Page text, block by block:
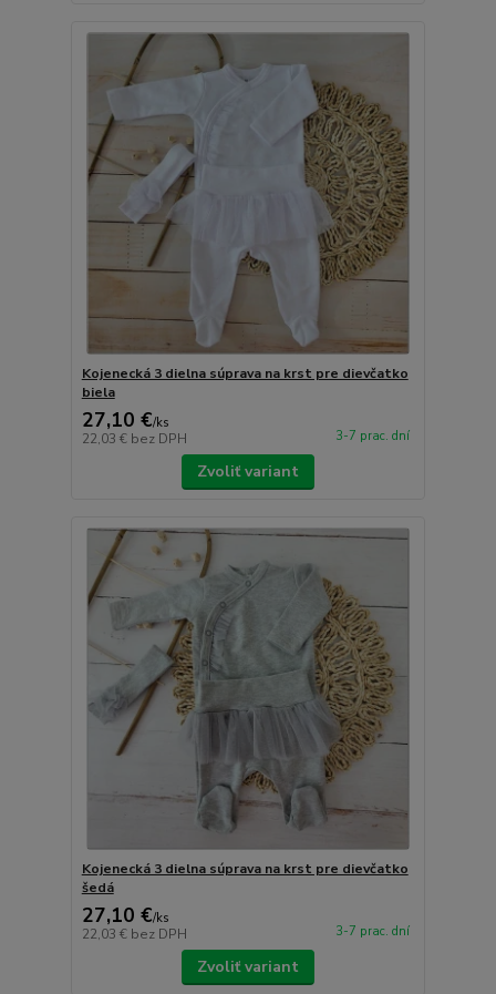
Kojenecká 3 dielna súprava na krst pre dievčatko
biela
27,10 €/ks
22,03 € bez DPH 3-7 prac. dní
Zvoliť variant
Kojenecká 3 dielna súprava na krst pre dievčatko
šedá
27,10 €/ks
22,03 € bez DPH 3-7 prac. dní
Zvoliť variant